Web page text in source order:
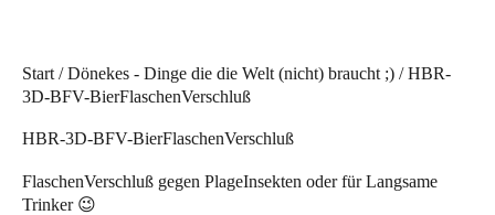
Start /Dönekes - Dinge die die Welt (nicht) braucht ;) / HBR-
3D-BFV-BierFlaschenVerschluß
HBR-3D-BFV-BierFlaschenVerschluß
FlaschenVerschluß gegen PlageInsekten oder für Langsame
Trinker 😉